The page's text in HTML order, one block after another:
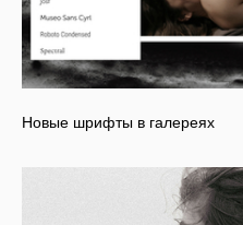
Новые шрифты в галереях